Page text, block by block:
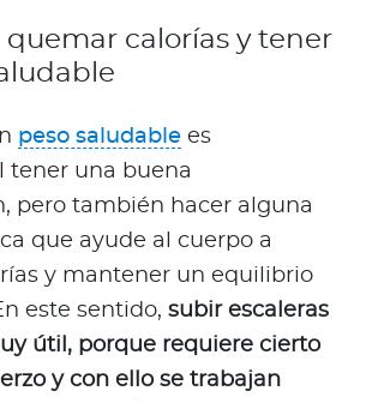
quemar calorías y tener
peso saludable es
tener una buena
pero también hacer alguna
que ayude al cuerpo a
y mantener un equilibrio
este sentido, subir escaleras
útil, porque requiere cierto
y con ello se trabajan